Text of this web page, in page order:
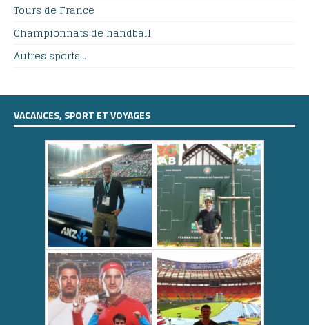
Tours de France
Championnats de handball
Autres sports…
VACANCES, SPORT ET VOYAGES